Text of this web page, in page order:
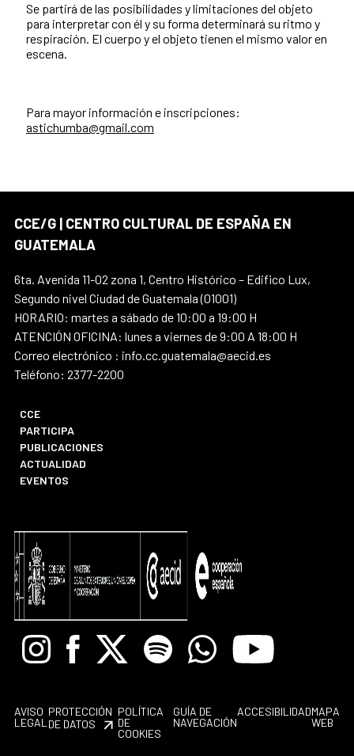
Se partirá de las posibilidades y limitaciones del objeto
para interpretar con él y su forma determinará su ritmo y
respiración. El cuerpo y el objeto tienen el mismo valor en
escena.
Para mayor información e inscripciones:
astichumba@gmail.com
CCE/G | CENTRO CULTURAL DE ESPAÑA EN
GUATEMALA
6ta. Avenida 11-02 zona 1, Centro Histórico – Edifico Lux,
Segundo nivel Ciudad de Guatemala (01001)
HORARIO: martes a sábado de 10:00 a 19:00 H
ATENCIÓN OFICINA: lunes a viernes de 9:00 A 18:00 H
Correo electrónico : info.cc.guatemala@aecid.es
Teléfono: 2377-2200
CCE
PARTICIPA
PUBLICACIONES
ACTUALIDAD
EVENTOS
InstagramFacebook
X Spotify WhatsappYoutube
AVISO
LEGAL
PROTECCIÓN
DE DATOS
POLÍTICA
DE
COOKIES
GUÍA DE
NAVEGACIÓN
ACCESIBILIDADMAPA
WEB